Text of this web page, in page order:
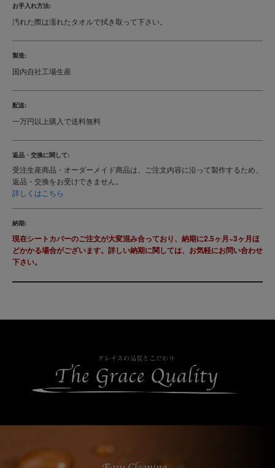
お手入れ方法:
汚れた際は濡れたタオルで拭き取って下さい。
製造:
国内自社工場生産
配送:
一万円以上購入で送料無料
返品・交換に関して:
受注生産商品・オーダーメイド商品は、ご注文内容に沿って製作するため、
返品・交換をお受けできません。
詳しくはこちら
納期:
現在シートカバーのご注文が大変混み合っており、納期に2.5ヶ月~3ヶ月ほ
どかかる場合がございます。詳しい納期に関しては、お気軽にお問い合わせ
下さい。